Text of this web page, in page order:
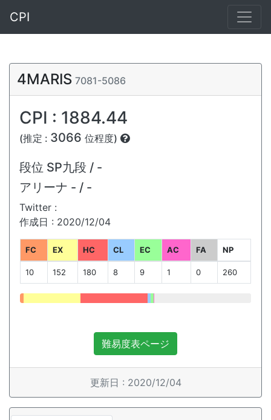
CPI
4MARIS 7081-5086
CPI : 1884.44
(推定 : 3066 位程度)
段位 SP九段 / -
アリーナ - / -
Twitter :
作成日 : 2020/12/04
FC EX HC CL EC AC FA NP
10 152 180 8 9 1 0 260
難易度表ページ
更新日 : 2020/12/04